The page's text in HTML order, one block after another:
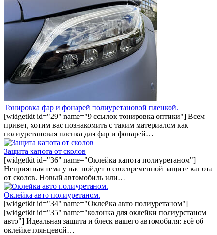
Тонировка фар и фонарей полиуретановой пленкой.
[widgetkit id="29" name="9 ссылок тонировка оптики"] Всем
привет, хотим вас познакомить с таким материалом как
полиуретановая пленка для фар и фонарей…
Защита капота от сколов
[widgetkit id="36" name="Оклейка капота полиуретаном"]
Неприятная тема у нас пойдет о своевременной защите капота
от сколов. Новый автомобиль или…
Оклейка авто полиуретаном.
[widgetkit id="34" name="Оклейка авто полиуретаном"]
[widgetkit id="35" name="колонка для оклейки полиуретаном
авто"] Идеальная защита и блеск вашего автомобиля: всё об
оклейке глянцевой…